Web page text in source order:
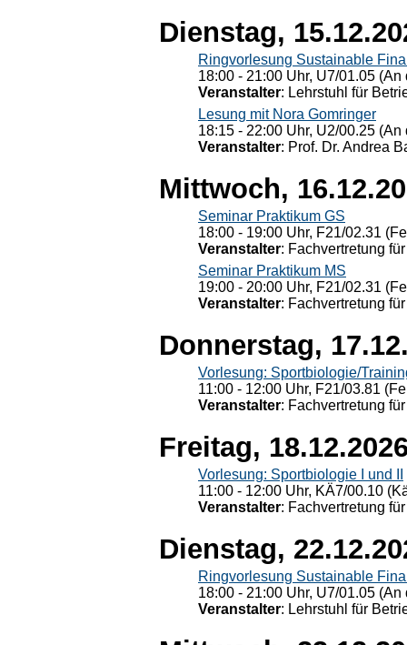
Dienstag,
Ringvorlesung Sustainable
18:00 - 21:00 Uhr, U7/01.05
Veranstalter: Lehrstuhl für
Lesung mit Nora Gomringer
18:15 - 22:00 Uhr, U2/00.25
Veranstalter: Prof. Dr. Andrea
Mittwoch,
Seminar Praktikum GS
18:00 - 19:00 Uhr, F21/02.31
Veranstalter: Fachvertretung
Seminar Praktikum MS
19:00 - 20:00 Uhr, F21/02.31
Veranstalter: Fachvertretung
Donnerstag,
Vorlesung: Sportbiologie/
11:00 - 12:00 Uhr, F21/03.81
Veranstalter: Fachvertretung
Freitag,
Vorlesung: Sportbiologie I und II
11:00 - 12:00 Uhr, KÄ7/00.10
Veranstalter: Fachvertretung
Dienstag,
Ringvorlesung Sustainable
18:00 - 21:00 Uhr, U7/01.05
Veranstalter: Lehrstuhl für